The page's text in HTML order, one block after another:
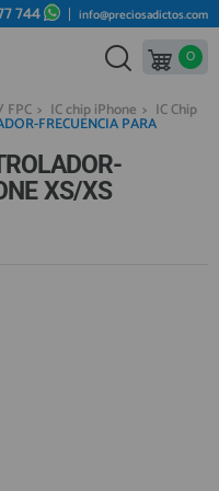
744 info@preciosadictos.com
0
FPC > IC chip iPhone > IC Chip
FRECUENCIA PARA
XS/XS